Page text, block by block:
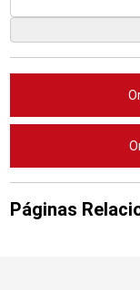
Páginas